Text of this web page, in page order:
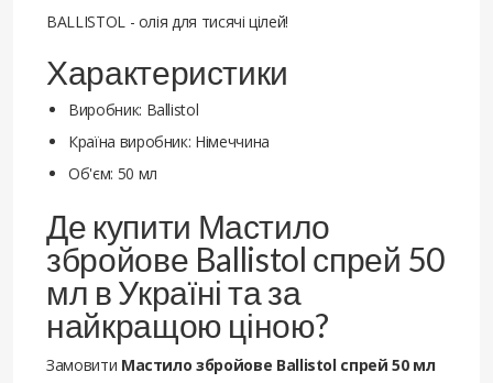
BALLISTOL - олія для тисячі цілей!
Характеристики
Виробник: Ballistol
Країна виробник: Німеччина
Об'єм: 50 мл
Де купити Мастило
збройове Ballistol спрей 50
мл в Україні та за
найкращою ціною?
Замовити Мастило збройове Ballistol спрей 50 мл